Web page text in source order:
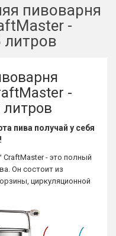
пивоварня
-
литров
-
пива получай у себя
- это полный
Он состоит из
циркуляционной